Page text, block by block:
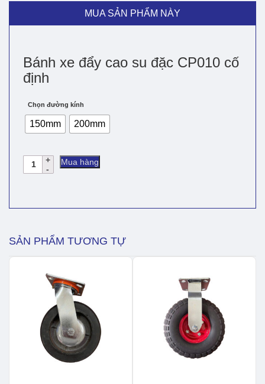
MUA SẢN PHẨM NÀY
Bánh xe đẩy cao su đặc CP010 cố
định
Chọn đường kính
150mm 200mm
Bánh
định
số
Mua hàng
SẢN PHẨM TƯƠNG TỰ